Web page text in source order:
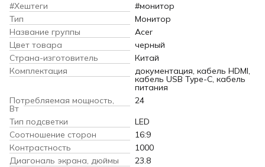
#Хештеги
#монитор
Тип
Монитор
Название группы
Acer
Цвет товара
черный
Страна-изготовитель
Китай
Комплектация
документация, кабель HDMI,
кабель USB Type-C, кабель
питания
Потребляемая мощность,
Вт
24
Тип подсветки
LED
Соотношение сторон
16:9
Контрастность
1000
Диагональ экрана, дюймы
23.8